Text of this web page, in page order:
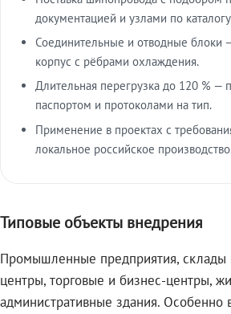
документацией и узлами по
Соединительные и отводные блоки
корпус с рёбрами охлаждения.
Длительная перегрузка до 120 % —
паспортом и протоколами на тип.
Применение в проектах с
локальное российское
Типовые объекты внедрения
Промышленные предприятия, склады
центры, торговые и бизнес-центры,
административные здания. Особенно